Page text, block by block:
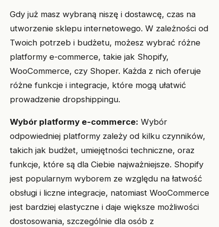
Gdy już masz wybraną niszę i dostawcę, czas na
utworzenie sklepu internetowego. W zależności od
Twoich potrzeb i budżetu, możesz wybrać różne
platformy e-commerce, takie jak Shopify,
WooCommerce, czy Shoper. Każda z nich oferuje
różne funkcje i integracje, które mogą ułatwić
prowadzenie dropshippingu.
Wybór platformy e-commerce: Wybór
odpowiedniej platformy zależy od kilku czynników,
takich jak budżet, umiejętności techniczne, oraz
funkcje, które są dla Ciebie najważniejsze. Shopify
jest popularnym wyborem ze względu na łatwość
obsługi i liczne integracje, natomiast WooCommerce
jest bardziej elastyczne i daje większe możliwości
dostosowania, szczególnie dla osób z